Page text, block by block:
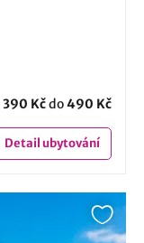
390 Kčdo490 Kč
Detailubytování